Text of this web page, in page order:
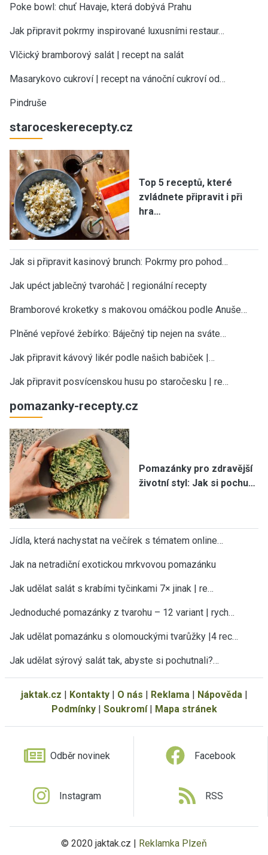
Poke bowl: chuť Havaje, která dobývá Prahu
Jak připravit pokrmy inspirované luxusními restaur…
Vlčický bramborový salát | recept na salát
Masarykovo cukroví | recept na vánoční cukroví od…
Pindruše
staroceskerecepty.cz
Top 5 receptů, které
zvládnete připravit i při
hra…
Jak si připravit kasinový brunch: Pokrmy pro pohod…
Jak upéct jablečný tvaroháč | regionální recepty
Bramborové kroketky s makovou omáčkou podle Anuše…
Plněné vepřové žebírko: Báječný tip nejen na sváte…
Jak připravit kávový likér podle našich babiček |…
Jak připravit posvícenskou husu po staročesku | re…
pomazanky-recepty.cz
Pomazánky pro zdravější
životní styl: Jak si pochu…
Jídla, která nachystat na večírek s tématem online…
Jak na netradiční exotickou mrkvovou pomazánku
Jak udělat salát s krabími tyčinkami 7× jinak | re…
Jednoduché pomazánky z tvarohu – 12 variant | rych…
Jak udělat pomazánku s olomouckými tvarůžky |4 rec…
Jak udělat sýrový salát tak, abyste si pochutnali?…
jaktak.cz | Kontakty| O nás | Reklama | Nápověda |
Podmínky| Soukromí| Mapa stránek
Odběr novinek Facebook
Instagram RSS
© 2020 jaktak.cz | Reklamka Plzeň